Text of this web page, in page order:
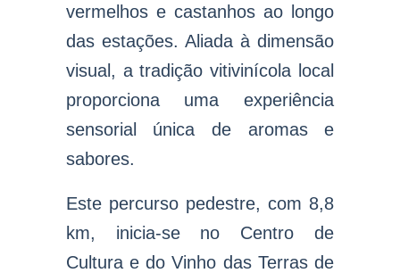
vermelhos e castanhos ao longo
das estações. Aliada à dimensão
visual, a tradição vitivinícola local
proporciona uma experiência
sensorial única de aromas e
sabores.
Este percurso pedestre, com 8,8
km, inicia-se no Centro de
Cultura e do Vinho das Terras de